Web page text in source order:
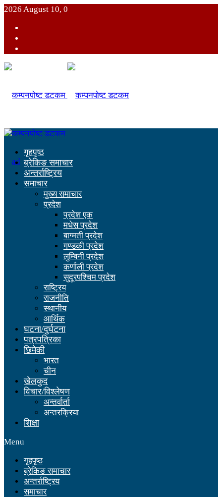
2026 August 10, 0
गृहपृष्ठ
ब्रेकिङ समाचार
अन्तर्राष्ट्रिय
समाचार
मुख्य समाचार
प्रदेश
प्रदेश एक
मधेस प्रदेश
बाग्मती प्रदेश
गण्डकी प्रदेश
लुम्बिनी प्रदेश
कर्णाली प्रदेश
सुदूरपश्चिम प्रदेश
राष्ट्रिय
राजनीति
स्थानीय
आर्थिक
घटना/दुर्घटना
पत्रपत्रिका
छिमेकी
भारत
चीन
खेलकुद
विचार/विश्लेषण
अन्तर्वार्ता
अन्तरक्रिया
शिक्षा
Menu
गृहपृष्ठ
ब्रेकिङ समाचार
अन्तर्राष्ट्रिय
समाचार